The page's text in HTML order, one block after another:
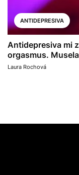
ANTIDEPRESIVA
Antidepresiva mi
orgasmus.
Laura Rochová